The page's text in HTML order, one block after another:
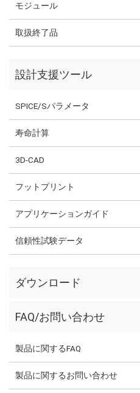
モジュール
取扱終了品
設計支援ツール
SPICE/Sパラメータ
寿命計算
3D-CAD
フットプリント
アプリケーションガイド
信頼性試験データ
ダウンロード
FAQ/お問い合わせ
製品に関するFAQ
製品に関するお問い合わせ